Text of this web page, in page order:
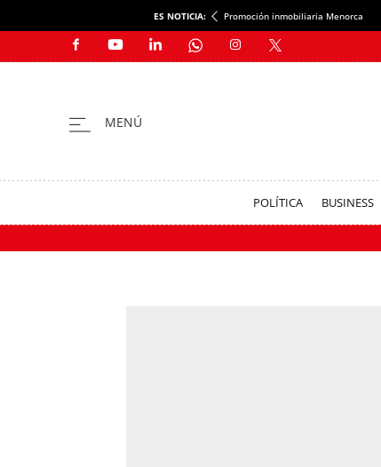
ES NOTICIA: Promoción inmobiliaria Menorca
POLÍTICA BUSINESS